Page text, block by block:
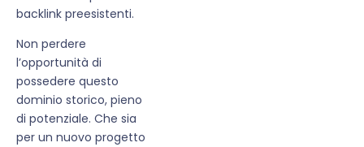
backlink preesistenti.
Non perdere
l’opportunità di
possedere questo
dominio storico, pieno
di potenziale. Che sia
per un nuovo progetto